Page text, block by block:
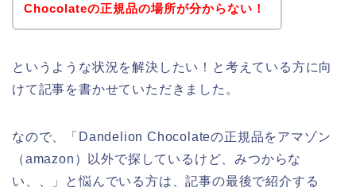
Chocolateの正規品の場所が分からない！
というような状況を解決したい！と考えている方に向
けて記事を書かせていただきました。
なので、「Dandelion Chocolateの正規品をアマゾン
（amazon）以外で探しているけど、みつからな
い、、」と悩んでいる方は、記事の最後で紹介する